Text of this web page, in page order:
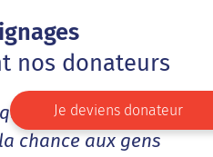
Je deviens donateur
nos donateurs
les fonds que
chance aux gens